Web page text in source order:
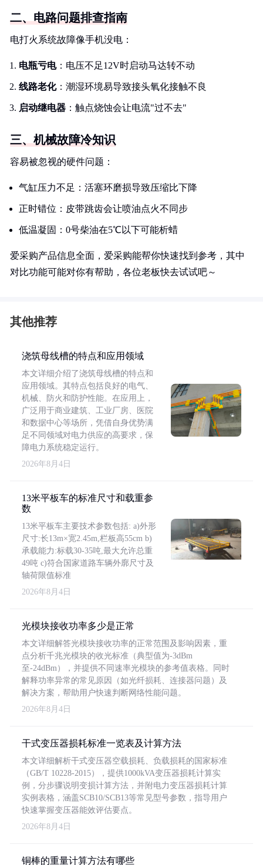
二、电路问题排查指南
电打火系统故障像手机没电：
电瓶亏电：电压不足12V时启动马达转不动
线路老化：潮湿环境易导致接头氧化接触不良
启动继电器 ：触点烧蚀会让电流"过不去"
三、机械故障冷知识
容易被忽视的硬件问题：
气缸压力不足：活塞环磨损导致压缩比下降
正时错位：皮带跳齿会让喷油点火不同步
低温凝固：0号柴油在5℃以下可能析蜡
爱采购产品信息全面，爱采购能帮你快速找到参考，其中
对比功能可能对你有帮助，各位老板快去试试吧～
其他推荐
浇筑母线槽的特点和应用领域
本文详细介绍了浇筑母线槽的特点和
应用领域。其特点包括良好的电气、
机械、防火和防护性能。在应用上，
广泛用于商业建筑、工业厂房、医院
和数据中心等场所，凭借自身优势满
足不同领域对电力供应的高要求，保
障电力系统稳定运行。
2026年8月4日
13米平板车的标准尺寸和载重参
数
13米平板车主要技术参数包括: a)外形
尺寸:长13m×宽2.45m,栏板高55cm b)
承载能力:标载30-35吨,最大允许总重
49吨 c)符合国家道路车辆外廓尺寸及
轴荷限值标准
2026年8月4日
光模块接收功率多少是正常
本文详细解答光模块接收功率的正常范围及影响因素，重
点分析千兆光模块的收光标准（典型值为-3dBm
至-24dBm），并提供不同速率光模块的参考值表格。同时
解释功率异常的常见原因（如光纤损耗、连接器问题）及
解决方案，帮助用户快速判断网络性能问题。
2026年8月4日
干式变压器损耗标准一览表及计算方法
本文详细解析干式变压器空载损耗、负载损耗的国家标准
（GB/T 10228-2015），提供1000kVA变压器损耗计算实
例，分步骤说明变损计算方法，并附电力变压器损耗计算
实例表格，涵盖SCB10/SCB13等常见型号参数，指导用户
快速掌握变压器能效评估要点。
2026年8月4日
铜棒的重量计算方法有哪些